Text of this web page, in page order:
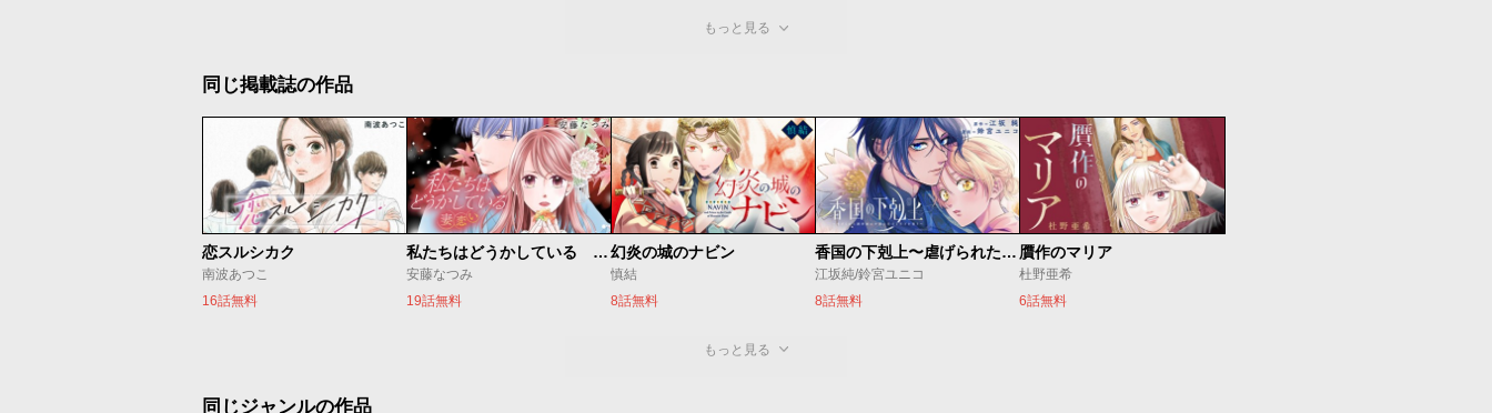
もっと見る
同じ掲載誌の作品
恋スルシカク
南波あつこ
16話無料
私たちはどうかしている 妻恋い
安藤なつみ
19話無料
幻炎の城のナビン
慎結
8話無料
香国の下剋上〜虐げられた調香師は不遇の皇子と天下を狙う〜
江坂純/鈴宮ユニコ
8話無料
贋作のマリア
杜野亜希
6話無料
もっと見る
同じジャンルの作品